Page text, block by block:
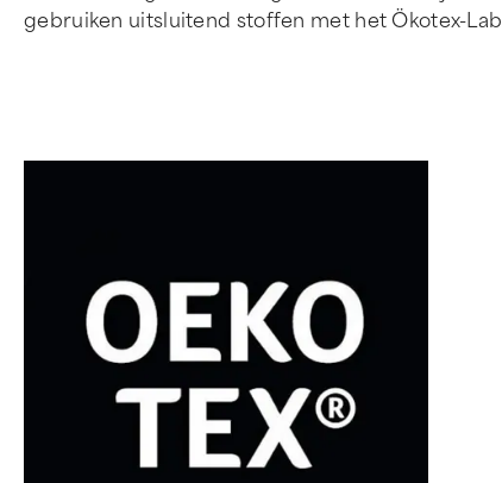
gebruiken uitsluitend stoffen met het Ökotex-